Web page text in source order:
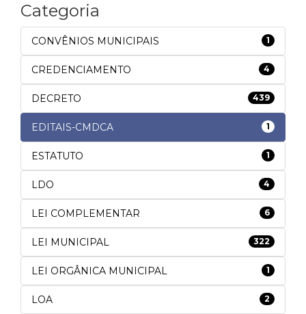
Categoria
CONVÊNIOS MUNICIPAIS 1
CREDENCIAMENTO 4
DECRETO 439
EDITAIS-CMDCA 1
ESTATUTO 1
LDO 4
LEI COMPLEMENTAR 6
LEI MUNICIPAL 322
LEI ORGÂNICA MUNICIPAL 1
LOA 2